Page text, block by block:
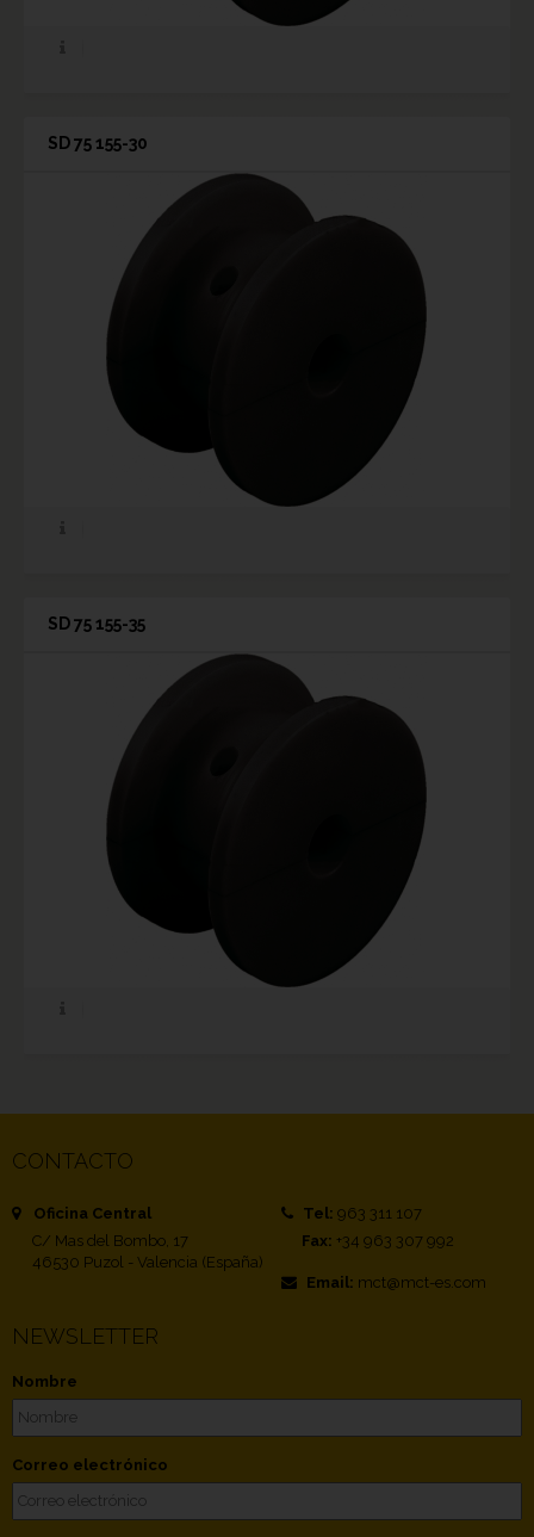
SD 75 155-30
SD 75 155-35
CONTACTO
Oficina Central
C/ Mas del Bombo, 17
46530 Puzol - Valencia (España)
Tel: 963 311 107
Fax: +34 963 307 992
Email: mct@mct-es.com
NEWSLETTER
Nombre
Correo electrónico